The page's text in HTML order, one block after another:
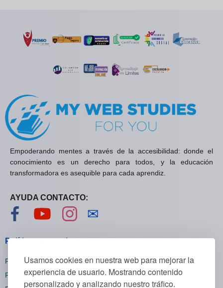
Usamos cookies en nuestra web para mejorar la
experiencia de usuario. Mostrando contenido
personalizado y analizando nuestro tráfico.
Empoderando mentes a través de la accesibilidad: donde el
conocimiento es un derecho para todos, y la educación
transformadora es asequible para cada aprendiz.
AYUDA CONTACTO:
Visítanos en Facebook
Visítanos en YouTube
Visítanos en Instagram
✉
Políticas generales
Políticas de privacidad
Políticas de cookies